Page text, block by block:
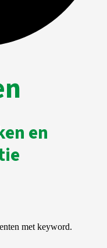
en
met keyword.